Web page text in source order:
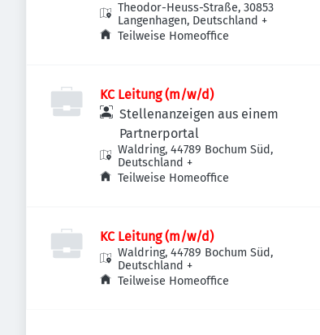
Theodor-Heuss-Straße, 30853
Langenhagen, Deutschland +
Teilweise Homeoffice
KC Leitung (m/w/d)
Stellenanzeigen aus einem
Partnerportal
Waldring, 44789 Bochum Süd,
Deutschland +
Teilweise Homeoffice
KC Leitung (m/w/d)
Waldring, 44789 Bochum Süd,
Deutschland +
Teilweise Homeoffice